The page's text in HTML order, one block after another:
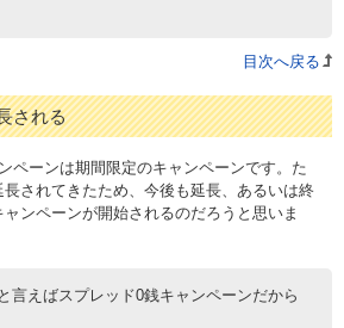
目次へ戻る
される
ペーンは期間限定のキャンペーンです。た
されてきたため、今後も延長、あるいは終
ンペーンが開始されるのだろうと思いま
言えばスプレッド0銭キャンペーンだから